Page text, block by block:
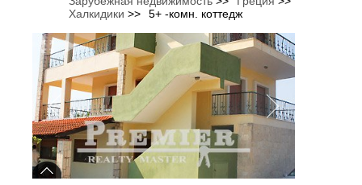
Халкидики >> 5+ -комн. коттедж